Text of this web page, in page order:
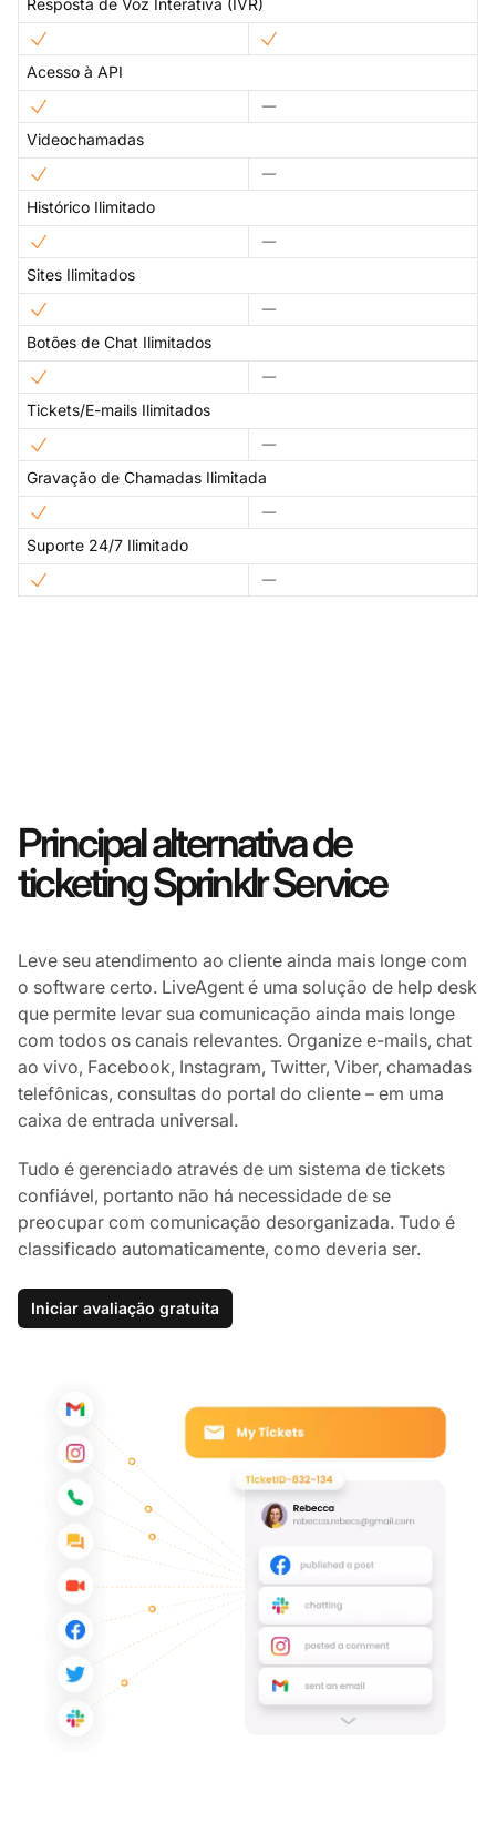
Resposta de Voz Interativa (IVR)
Acesso à API
Videochamadas
Histórico Ilimitado
Sites Ilimitados
Botões de Chat Ilimitados
Tickets/E-mails Ilimitados
Gravação de Chamadas Ilimitada
Suporte 24/7 Ilimitado
Principal alternativa de
ticketing Sprinklr Service
Leve seu atendimento ao cliente ainda mais longe com
o software certo. LiveAgent é uma solução de help desk
que permite levar sua comunicação ainda mais longe
com todos os canais relevantes. Organize e-mails, chat
ao vivo, Facebook, Instagram, Twitter, Viber, chamadas
telefônicas, consultas do portal do cliente – em uma
caixa de entrada universal.
Tudo é gerenciado através de um sistema de tickets
confiável, portanto não há necessidade de se
preocupar com comunicação desorganizada. Tudo é
classificado automaticamente, como deveria ser.
Iniciar avaliação gratuita